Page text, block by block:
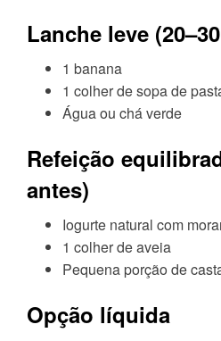
Lanche leve
1 banana
1 colher de sopa de
Água ou chá verde
Refeição
antes)
Iogurte natural com
1 colher de aveia
Pequena porção de
Opção líquida